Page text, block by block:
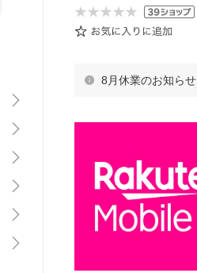
8月休業のお知らせ